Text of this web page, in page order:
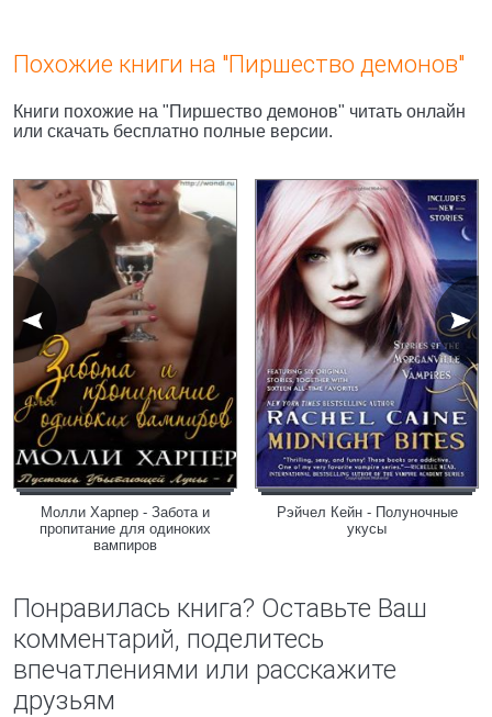
Похожие книги на "Пиршество демонов"
Книги похожие на "Пиршество демонов" читать онлайн
или скачать бесплатно полные версии.
Молли Харпер - Забота и
пропитание для одиноких
вампиров
Рэйчел Кейн - Полуночные
укусы
Понравилась книга? Оставьте Ваш
комментарий, поделитесь
впечатлениями или расскажите
друзьям